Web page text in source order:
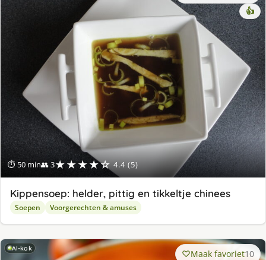
⏱ 50 min👥 3★★★★☆ 4.4 (5)
👍
Kippensoep: helder, pittig en tikkeltje chinees
Soepen Voorgerechten & amuses
AI-kok Maak favoriet10